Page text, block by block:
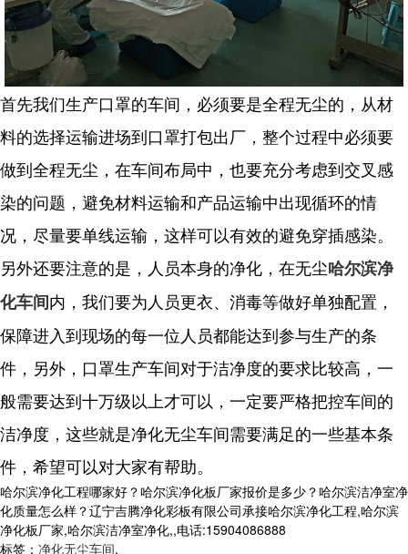
首先我们生产口罩的车间，必须要是全程无尘的，从材
料的选择运输进场到口罩打包出厂，整个过程中必须要
做到全程无尘，在车间布局中，也要充分考虑到交叉感
染的问题，避免材料运输和产品运输中出现循环的情
况，尽量要单线运输，这样可以有效的避免穿插感染。
另外还要注意的是，人员本身的净化，在无尘哈尔滨净
化车间内，我们要为人员更衣、消毒等做好单独配置，
保障进入到现场的每一位人员都能达到参与生产的条
件，另外，口罩生产车间对于洁净度的要求比较高，一
般需要达到十万级以上才可以，一定要严格把控车间的
洁净度，这些就是净化无尘车间需要满足的一些基本条
件，希望可以对大家有帮助。
哈尔滨净化工程哪家好？哈尔滨净化板厂家报价是多少？哈尔滨洁净室净
化质量怎么样？辽宁吉腾净化彩板有限公司承接哈尔滨净化工程,哈尔滨
净化板厂家,哈尔滨洁净室净化,,电话:15904086888
标签： 净化无尘车间,